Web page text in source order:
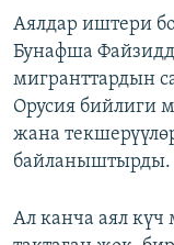
Аялдар иштери
Бунафша
мигранттардын
Орусия бийлиги
жана
байланыштырды.
Ал канча аял